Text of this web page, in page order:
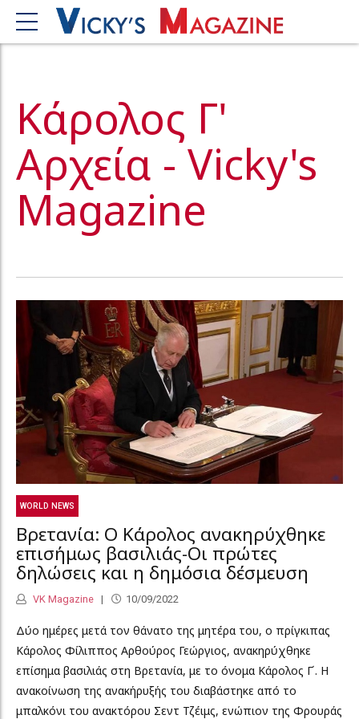
Κάρολος Γ'
Αρχεία - Vicky's
Magazine
WORLD NEWS
Βρετανία: Ο Κάρολος ανακηρύχθηκε
επισήμως βασιλιάς-Οι πρώτες
δηλώσεις και η δημόσια δέσμευση
VK Magazine 10/09/2022
Δύο ημέρες μετά τον θάνατο της μητέρα του, ο πρίγκιπας
Κάρολος Φίλιππος Αρθούρος Γεώργιος, ανακηρύχθηκε
επίσημα βασιλιάς στη Βρετανία, με το όνομα Κάρολος Γ΄. Η
ανακοίνωση της ανακήρυξής του διαβάστηκε από το
μπαλκόνι του ανακτόρου Σεντ Τζέιμς, ενώπιον της Φρουράς